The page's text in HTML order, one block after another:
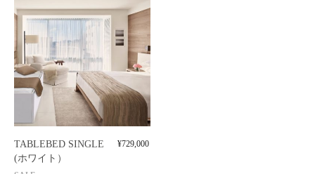
TABLEBED SINGLE
(ホワイト）
¥729,000